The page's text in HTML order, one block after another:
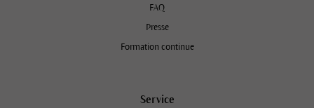
FAQ
Presse
Formation continue
Service